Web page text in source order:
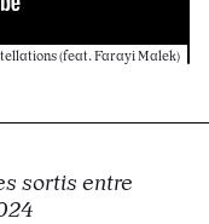
(feat. Farayi Malek)
sortis entre